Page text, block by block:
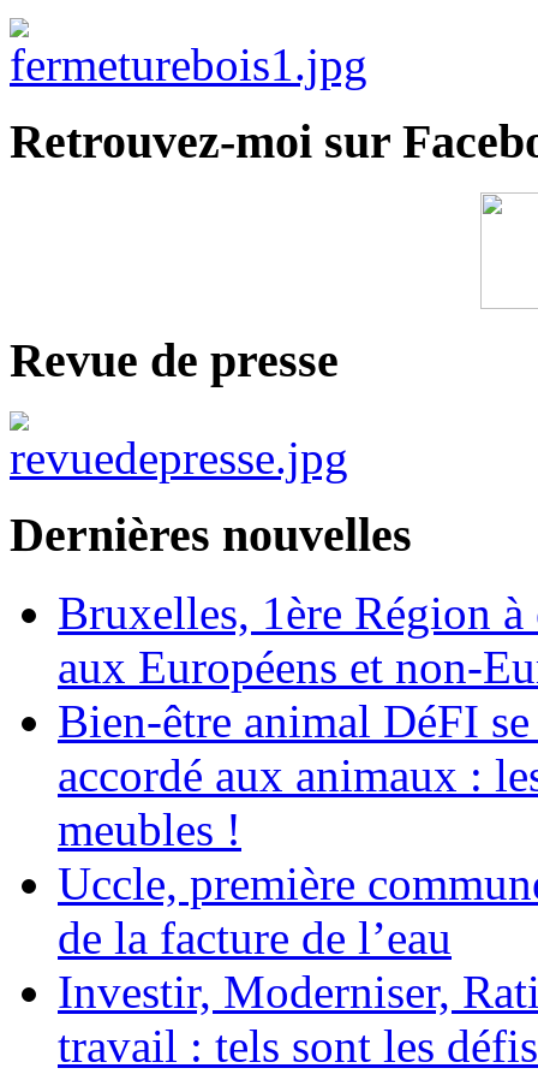
Retrouvez-moi sur
Revue de presse
Dernières nouvelles
Bruxelles, 1ère Région
aux Européens et non-
Bien-être animal DéFI
accordé aux animaux :
meubles !
Uccle, première
de la facture de l’eau
Investir, Moderniser,
travail : tels sont les